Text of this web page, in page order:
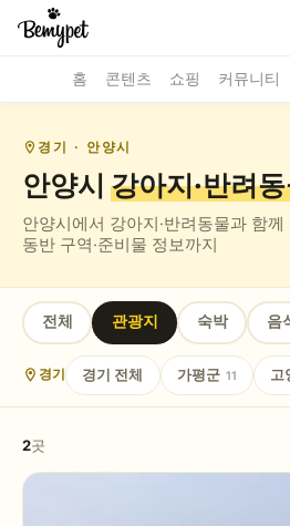
홈 콘텐츠 쇼핑 커뮤니티
경기 · 안양시
안양시 강아지·반려
안양시에서 강아지·반려동물과 함께
동반 구역·준비물 정보까지
전체 관광지 숙박 음
경기 경기 전체 가평군 11 고
2곳